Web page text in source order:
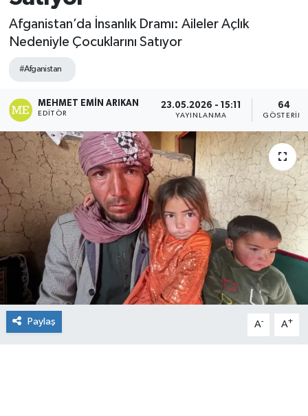
Afganistan’da İnsanlık Dramı: Aileler Açlık
Nedeniyle Çocuklarını Satıyor
#Afganistan
MEHMET EMIN ARIKAN
EDITÖR
23.05.2026 - 15:11
YAYINLANMA
64
GÖSTERIM
Paylaş A- A+